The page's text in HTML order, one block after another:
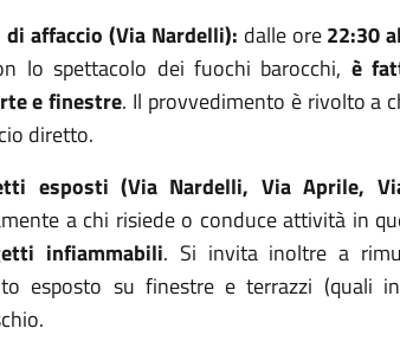
affaccio (Via Nardelli): dalle ore22:30
lo spettacolo dei fuochi barocchi, è
e finestre. Il provvedimento è rivolto a
diretto.
esposti (Via Nardelli, Via Aprile,
a chi risiede o conduce attività in
infiammabili. Si invita inoltre a
esposto su finestre e terrazzi (quali
.